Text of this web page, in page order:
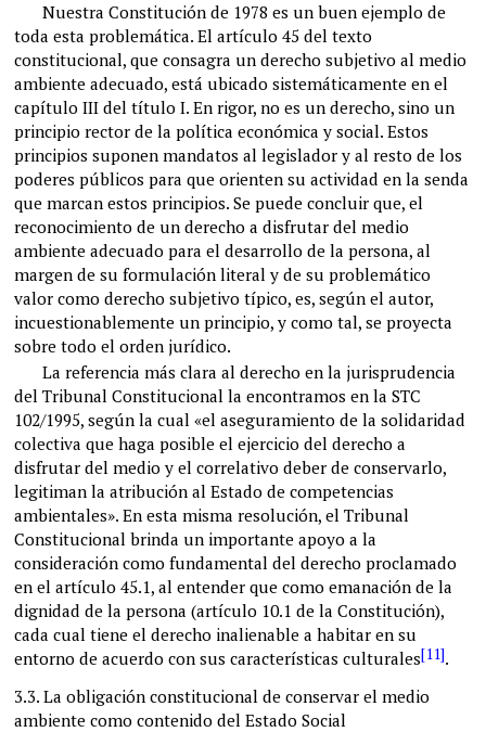
Nuestra Constitución de 1978 es un buen ejemplo de
toda esta problemática. El artículo 45 del texto
constitucional, que consagra un derecho subjetivo al medio
ambiente adecuado, está ubicado sistemáticamente en el
capítulo III del título I. En rigor, no es un derecho, sino un
principio rector de la política económica y social. Estos
principios suponen mandatos al legislador y al resto de los
poderes públicos para que orienten su actividad en la senda
que marcan estos principios. Se puede concluir que, el
reconocimiento de un derecho a disfrutar del medio
ambiente adecuado para el desarrollo de la persona, al
margen de su formulación literal y de su problemático
valor como derecho subjetivo típico, es, según el autor,
incuestionablemente un principio, y como tal, se proyecta
sobre todo el orden jurídico.
La referencia más clara al derecho en la jurisprudencia
del Tribunal Constitucional la encontramos en la STC
102/1995, según la cual «el aseguramiento de la solidaridad
colectiva que haga posible el ejercicio del derecho a
disfrutar del medio y el correlativo deber de conservarlo,
legitiman la atribución al Estado de competencias
ambientales». En esta misma resolución, el Tribunal
Constitucional brinda un importante apoyo a la
consideración como fundamental del derecho proclamado
en el artículo 45.1, al entender que como emanación de la
dignidad de la persona (artículo 10.1 de la Constitución),
cada cual tiene el derecho inalienable a habitar en su
entorno de acuerdo con sus características culturales[11].
3.3. La obligación constitucional de conservar el medio
ambiente como contenido del Estado Social